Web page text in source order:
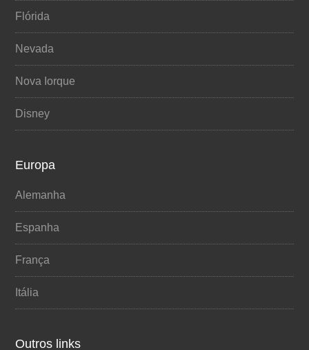
Flórida
Nevada
Nova Iorque
Disney
Europa
Alemanha
Espanha
França
Itália
Outros links